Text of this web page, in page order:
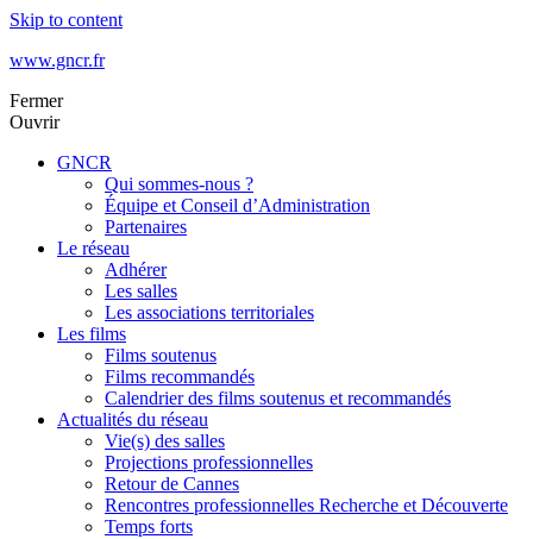
Skip to content
www.gncr.fr
Fermer
Ouvrir
GNCR
Qui sommes-nous ?
Équipe et Conseil d’Administration
Partenaires
Le réseau
Adhérer
Les salles
Les associations territoriales
Les films
Films soutenus
Films recommandés
Calendrier des films soutenus et recommandés
Actualités du réseau
Vie(s) des salles
Projections professionnelles
Retour de Cannes
Rencontres professionnelles Recherche et Découverte
Temps forts